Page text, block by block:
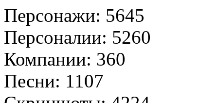
Персонажи: 5645
Персоналии: 5260
Компании: 360
Песни: 1107